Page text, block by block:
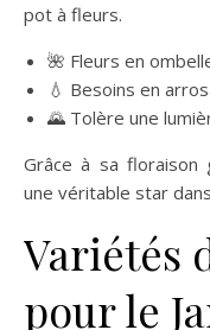
pot à fleurs.
🌺 Fleurs en
💧 Besoins en
🌄 Tolère une
Grâce à sa floraison
une véritable star
Variétés
pour le